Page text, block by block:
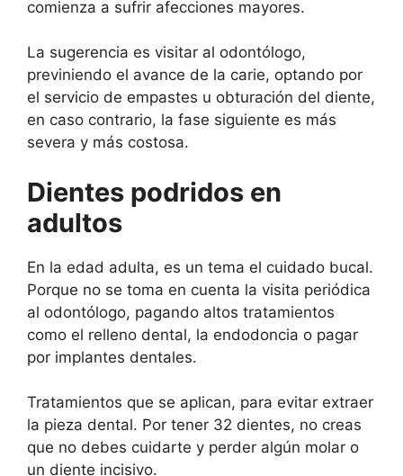
comienza a sufrir afecciones mayores.
La sugerencia es visitar al odontólogo,
previniendo el avance de la carie, optando por
el servicio de empastes u obturación del diente,
en caso contrario, la fase siguiente es más
severa y más costosa.
Dientes podridos en
adultos
En la edad adulta, es un tema el cuidado bucal.
Porque no se toma en cuenta la visita periódica
al odontólogo, pagando altos tratamientos
como el relleno dental, la endodoncia o pagar
por implantes dentales.
Tratamientos que se aplican, para evitar extraer
la pieza dental. Por tener 32 dientes, no creas
que no debes cuidarte y perder algún molar o
un diente incisivo.